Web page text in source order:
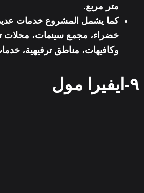
متر مربع.
كما يشمل المشروع خدمات
خضراء، مجمع سينمات، محلات
وكافيهات، مناطق ترفيهية،
٩-ايفيرا مول